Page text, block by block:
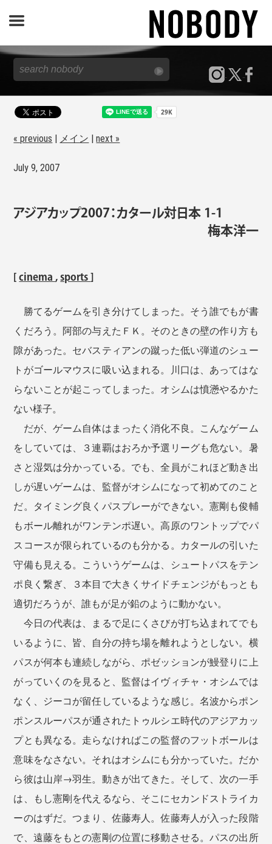
JOURNAL
SPECIAL
REPORT
NOBODY STORE
« previous メイン |next »
July 9, 2007
アジアカップ2007：カタール対日本 1-1
梅本洋一
[cinema,sports]
勝てるゲームを引き分けてしまった。そう誰でもが書
くだろう。阿部の与えたＦＫ。そのときの壁の作り方も
隙があった。セバスティアンの蹴った低い弾道のシュー
トがゴールマウスに吸い込まれる。川口は、あってはな
らないことが起こってしまった。オシムは憤懣やるかた
ない様子。
だが、ゲーム自体はまったく消化不良。こんなゲーム
をしていては、３連覇はおろか予選リーグも危ない。暑
さと湿気は分かっている。でも、全員がこれほど動き出
しが遅いゲームは、監督がオシムになって初めてのこと
だ。タイミング良くパスプレーができない。憲剛も俊輔
もボール離れがワンテンポ遅い。高原のワントップでパ
スコースが限られているのも分かる。カタールの引いた
守備も見える。こういうゲームは、シュートパスをテン
ポ良く繋ぎ、３本目で大きくサイドチェンジがもっとも
適切だろうが、誰もが足が鉛のように動かない。
今日の代表は、まるで足にくさびが打ち込まれてでも
いるように、皆、自分の持ち場を離れようとしない。横
パスが何本も連続しながら、ポゼッションが鰻登りに上
がっていくのを見ると、監督はイヴィチャ・オシムでは
なく、ジーコが留任しているような感じ。名波からポン
ポンスルーパスが通されたトゥルシエ時代のアジアカッ
プとも異なる。走らなければこの監督のフットボールは
意味をなさない。それはオシムにも分かっていた。だか
ら彼は山岸→羽生。動きが出てきた。そして、次の一手
は、もし憲剛を代えるなら、そこにセカンドストライカ
ーのはずだ。つまり、佐藤寿人。佐藤寿人が入った段階
で、遠藤をもとの憲剛の位置に移動させる。パスの出所